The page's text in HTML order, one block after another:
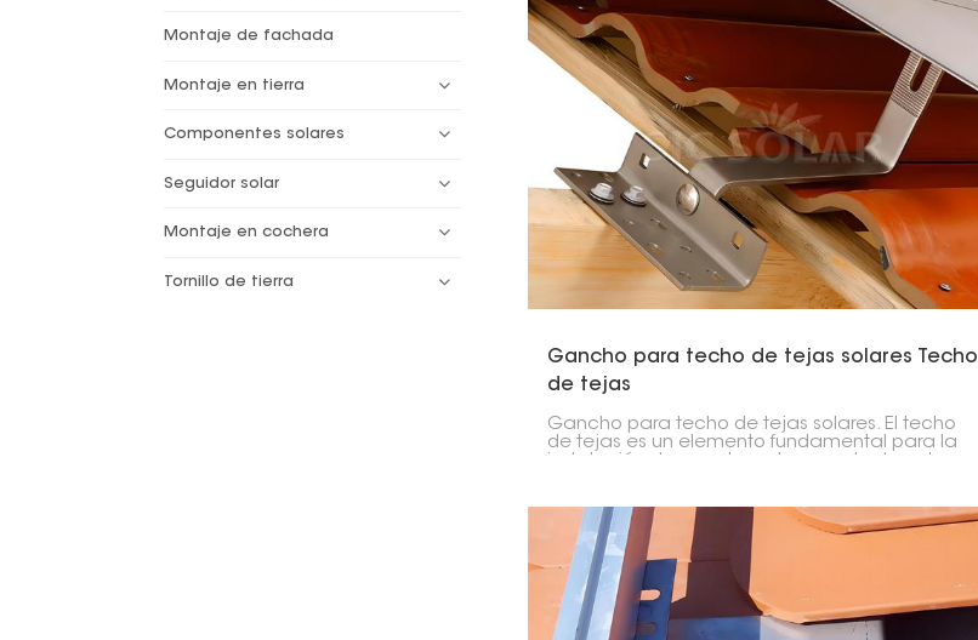
Montaje de fachada
Montaje en tierra
Componentes solares
Seguidor solar
Montaje en cochera
Tornillo de tierra
Gancho para techo de tejas solares Techo
de tejas
Gancho para techo de tejas solares. El techo
de tejas es un elemento fundamental para la
firme sin comprometer la solidez de la
estructura del techo.